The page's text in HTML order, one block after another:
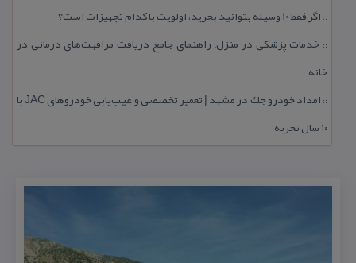
:: اگر فقط 10 وسیله بتوانید بخرید، اولویت با كدام تجهیزات است؟
:: خدمات پزشكی در منزل؛ راهنمای جامع دریافت مراقبت‌های درمانی در
خانه
::
امداد خودرو جك در مشهد | تعمیر تخصصی و عیب‌یابی خودروهای JAC با
۱۰ سال تجربه